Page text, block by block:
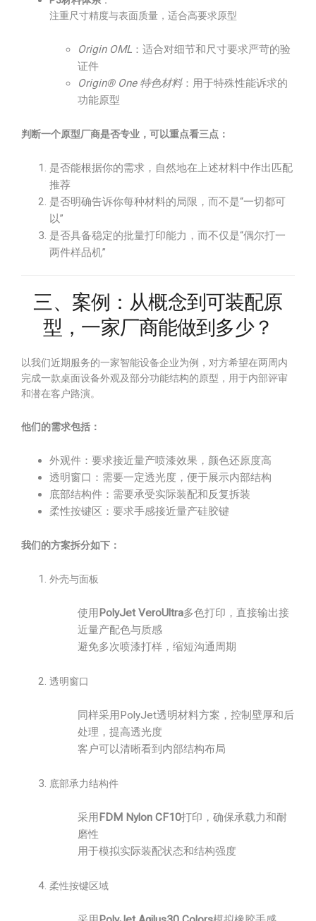
注重尺寸精度与表面质量，适合高要求原型
Origin OML ：适合对细节和尺寸要求严苛的验
证件
Origin® One 特色材料：用于特殊性能诉求的
功能原型
判断一个原型厂商是否专业，可以重点看三点：
是否能根据你的需求，自然地在上述材料中作出匹配
推荐
是否明确告诉你每种材料的局限，而不是“一切都可
以”
是否具备稳定的批量打印能力，而不仅是“偶尔打一
两件样品机”
三、案例：从概念到可装配原
型，一家厂商能做到多少？
以我们近期服务的一家智能设备企业为例，对方希望在两周内
完成一款桌面设备外观及部分功能结构的原型，用于内部评审
和潜在客户路演。
他们的需求包括：
外观件：要求接近量产喷漆效果，颜色还原度高
透明窗口：需要一定透光度，便于展示内部结构
底部结构件：需要承受实际装配和反复拆装
柔性按键区：要求手感接近量产硅胶键
我们的方案拆分如下：
外壳与面板
使用 PolyJet VeroUltra多色打印，直接输出接
近量产配色与质感
避免多次喷漆打样，缩短沟通周期
透明窗口
同样采用PolyJet透明材料方案，控制壁厚和后
处理，提高透光度
客户可以清晰看到内部结构布局
底部承力结构件
采用 FDM Nylon CF10打印，确保承载力和耐
磨性
用于模拟实际装配状态和结构强度
柔性按键区域